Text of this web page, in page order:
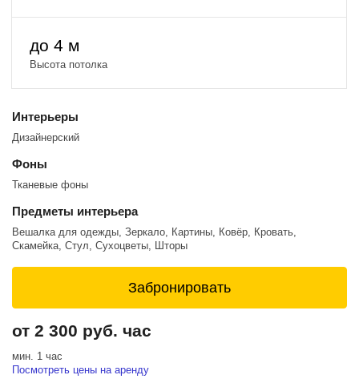
до 4 м
Высота потолка
Интерьеры
Дизайнерский
Фоны
Тканевые фоны
Предметы интерьера
Вешалка для одежды, Зеркало, Картины, Ковёр, Кровать,
Скамейка, Стул, Сухоцветы, Шторы
Забронировать
от 2 300 руб. час
мин. 1 час
Посмотреть цены на аренду